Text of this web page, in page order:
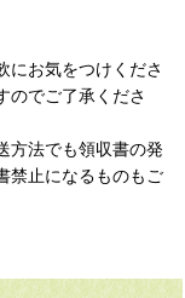
にお気をつけくださ
のでご了承くださ
方法でも領収書の発
禁止になるものもご